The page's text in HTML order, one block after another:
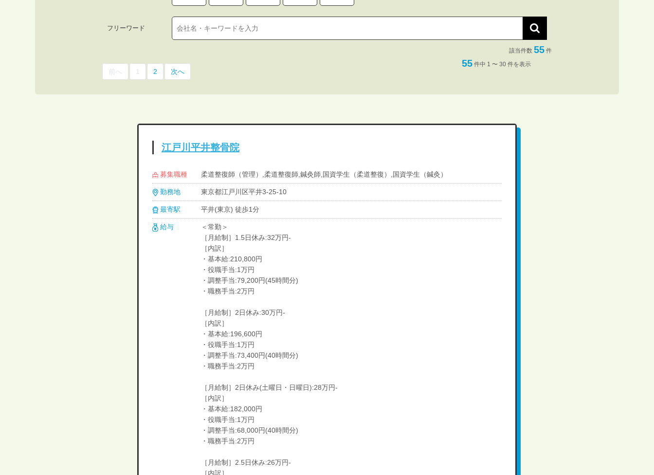
フリーワード
該当件数 55 件
前へ 1 2 次へ
55 件中 1 〜 30 件を表示
江戸川平井整骨院
募集職種 柔道整復師（管理）,柔道整復師,鍼灸師,国資学生（柔道整復）,国資学生（鍼灸）
勤務地 東京都江戸川区平井3-25-10
最寄駅 平井(東京) 徒歩1分
給与
＜常勤＞
［月給制］1.5日休み:32万円-
［内訳］
・基本給:210,800円
・役職手当:1万円
・調整手当:79,200円(45時間分)
・職務手当:2万円
［月給制］2日休み:30万円-
［内訳］
・基本給:196,600円
・役職手当:1万円
・調整手当:73,400円(40時間分)
・職務手当:2万円
［月給制］2日休み(土曜日・日曜日):28万円-
［内訳］
・基本給:182,000円
・役職手当:1万円
・調整手当:68,000円(40時間分)
・職務手当:2万円
［月給制］2.5日休み:26万円-
［内訳］